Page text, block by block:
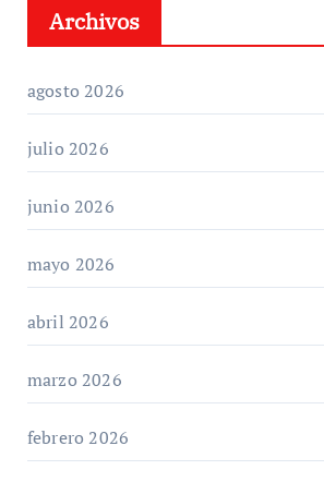
Archivos
agosto 2026
julio 2026
junio 2026
mayo 2026
abril 2026
marzo 2026
febrero 2026